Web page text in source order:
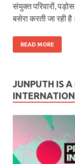
संयुक्त परिवारों,
बसेरा करती जा रही है।
READ MORE
JUNPUTH IS A